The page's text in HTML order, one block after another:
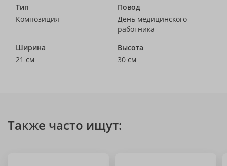
Тип
Композиция
Повод
День медицинского
работника
Ширина
21 см
Высота
30 см
Также часто ищут: